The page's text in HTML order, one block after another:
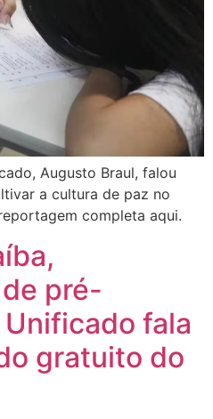
Augusto Braul, falou
a cultura de paz no
completa aqui.
pré-
fala
gratuito do